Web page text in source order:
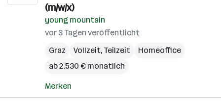
(m/w/x)
young mountain
vor 3 Tagen veröffentlicht
Graz
Vollzeit, Teilzeit
Homeoffice
ab 2.530 € monatlich
Merken